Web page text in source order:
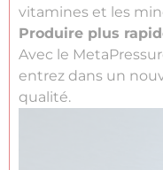
vitamines et les
Produire plus
Avec le
entrez dans un
qualité.